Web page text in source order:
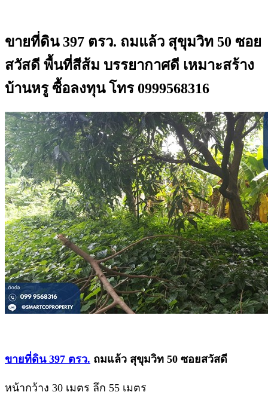
ขายที่ดิน 397 ตรว. ถมแล้ว สุขุมวิท 50 ซอย
สวัสดี พื้นที่สีส้ม บรรยากาศดี เหมาะสร้าง
บ้านหรู ซื้อลงทุน โทร 0999568316
ขายที่ดิน 397 ตรว. ถมแล้ว สุขุมวิท 50 ซอยสวัสดี
หน้ากว้าง 30 เมตร ลึก 55 เมตร